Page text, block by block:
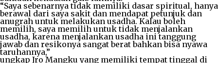
“Saya sebenarnya tidak memiliki dasar spiritual, hanya
berawal dari saya sakit dan mendapat petunjuk dan
anugrah untuk melakukan usadha. Kalau boleh
memilih, saya memilih untuk tidak menjalankan
usadha, karena menjalankan usadha ini tanggung
jawab dan resikonya sangat berat bahkan bisa nyawa
taruhannya,”
ungkap Jro Mangku yang memiliki tempat tinggal di